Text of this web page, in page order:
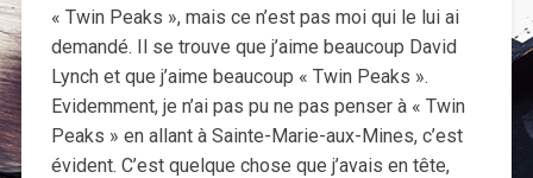
« Twin Peaks », mais ce n’est pas moi qui le lui ai
demandé. Il se trouve que j’aime beaucoup David
Lynch et que j’aime beaucoup « Twin Peaks ».
Evidemment, je n’ai pas pu ne pas penser à « Twin
Peaks » en allant à Sainte-Marie-aux-Mines, c’est
évident. C’est quelque chose que j’avais en tête,